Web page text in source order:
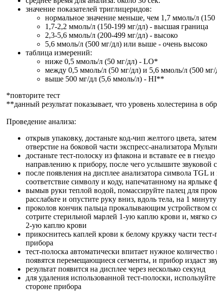
значение показателей триглицеридов:
нормальное значение меньше, чем 1,7 ммоль/л (150
1,7-2,2 ммоль/л (150-199 мг/дл) - высшая граница
2,3-5,6 ммоль/л (200-499 мг/дл) - высоко
5,6 ммоль/л (500 мг/дл) или выше - очень высоко
таблица измерений:
ниже 0,5 ммоль/л (50 мг/дл) - LO*
между 0,5 ммоль/л (50 мг/дл) и 5,6 ммоль/л (500 мг/
выше 500 мг/дл (5,6 ммоль/л) - HI**
*повторите тест
**данный результат показывает, что уровень холестерина в
Проведение анализа:
открыв упаковку, достаньте код-чип желтого цвета,
отверстие на боковой части экспресс-анализатора
достаньте тест-полоску из флакона и вставьте ее в
направлению к прибору, после чего услышите звуковой
после появления на дисплее анализатора символа TGL и
соответствие символу и коду, напечатанному на ярлыке
вымыв руки теплой водой, помассируйте палец для
расслабьте и опустите руку вниз, вдоль тела, на 1 минуту
проколов кончик пальца прокалывающим устройством
сотрите стерильной марлей 1-ую каплю крови и, мягко
2-ую каплю крови
прикоснитесь каплей крови к белому кружку части
прибора
тест-полоска автоматически впитает нужное
появятся перемещающиеся сегменты, и прибор издаст
результат появится на дисплее через несколько секунд
для удаления использованной тест-полоски,
стороне прибора